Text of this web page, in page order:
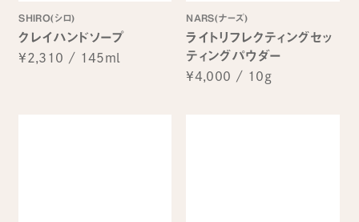
SHIRO(シロ)
クレイハンドソープ
¥2,310 / 145ml
NARS(ナーズ)
ライトリフレクティングセッ
ティングパウダー
¥4,000 / 10g